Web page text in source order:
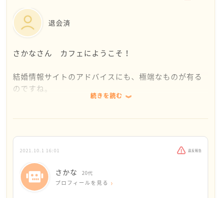
退会済
さかなさん カフェにようこそ！
結婚情報サイトのアドバイスにも、極端なものが有る
のですね。
おそらくは逆の立場の方々にとっては、嬉しいご意見
れるわけですし、そういう片手落ちな意見に、とらわ
れる必要はないんじゃないですか？
都内での就職についてですが、他社の事をとやかくは
申しませんが、実は実家から通う女性を優先的に雇っ
続きを読む
2021.10.1 16:01 違反報告
さかな 20代
プロフィールを見る